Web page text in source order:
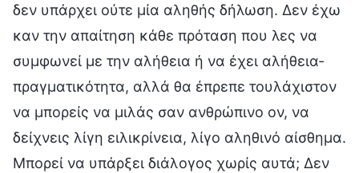
δεν υπάρχει ούτε μία αληθής δήλωση. Δεν έχω
καν την απαίτηση κάθε πρόταση που λες να
συμφωνεί με την αλήθεια ή να έχει αλήθεια-
πραγματικότητα, αλλά θα έπρεπε τουλάχιστον
να μπορείς να μιλάς σαν ανθρώπινο ον, να
δείχνεις λίγη ειλικρίνεια, λίγο αληθινό αίσθημα.
Μπορεί να υπάρξει διάλογος χωρίς αυτά; Δεν